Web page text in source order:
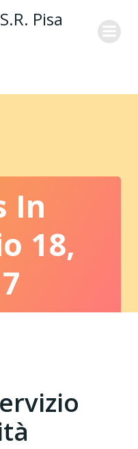
Pisa
In
18,